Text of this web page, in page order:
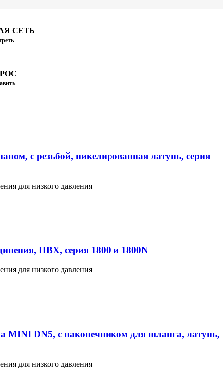
СЕТЬ
с резьбой, никелированная латунь, серия
для низкого давления
ПВХ, серия 1800 и 1800N
для низкого давления
MINI DN5, с наконечником для шланга, латунь,
для низкого давления